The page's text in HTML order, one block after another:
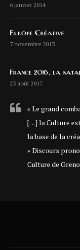
6 janvier 2014
Europe Créative
7 novembre 2013
France 2016, la
23 août 2017
« Le grand
[…] la Culture
la base de la
» Discours
Culture de